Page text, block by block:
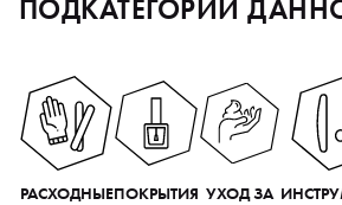
ПОДКАТЕГОРИИ
РАСХОДНЫЕПОКРЫТИЯ УХОД ЗА